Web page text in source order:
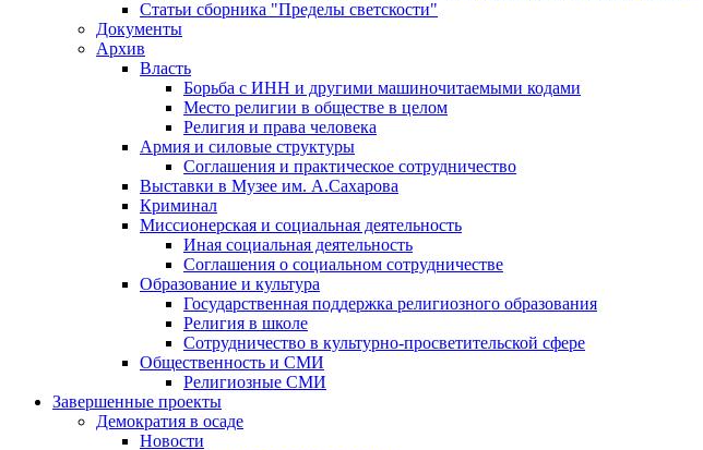
Статьи сборника "Пределы светскости"
Документы
Архив
Власть
Борьба с ИНН и другими машиночитаемыми кодами
Место религии в обществе в целом
Религия и права человека
Армия и силовые структуры
Соглашения и практическое сотрудничество
Выставки в Музее им. А.Сахарова
Криминал
Миссионерская и социальная деятельность
Иная социальная деятельность
Соглашения о социальном сотрудничестве
Образование и культура
Государственная поддержка религиозного образования
Религия в школе
Сотрудничество в культурно-просветительской сфере
Общественность и СМИ
Религиозные СМИ
Завершенные проекты
Демократия в осаде
Новости